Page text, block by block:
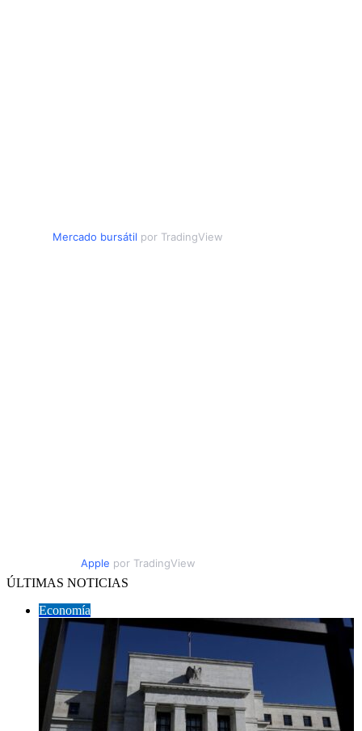
Mercado bursátil por TradingView
Apple por TradingView
ÚLTIMAS NOTICIAS
Economía